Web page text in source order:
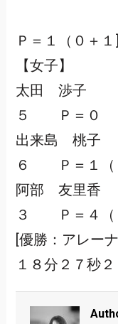
Ｐ＝１（０＋１]
【女子】
太田 渉子
５ Ｐ＝０
出来島 桃
６ Ｐ＝１（
阿部 友里
３ Ｐ＝４（
[優勝：アレー
１８分２７秒